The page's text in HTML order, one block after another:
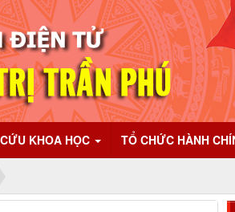
KHOA HỌC TỔ CHỨC HÀNH